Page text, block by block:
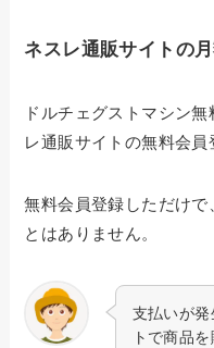
ネスレ通販サイトの
ドルチェグストマシン
レ通販サイトの無料会員
無料会員登録しただけで
とはありません。
支払いが
トで商品